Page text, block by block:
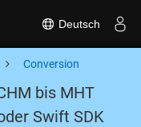
Deutsch
Conversion
bis MHT
Swift SDK